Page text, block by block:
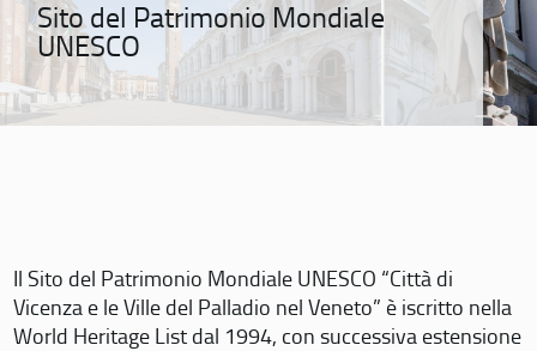
Sito del Patrimonio Mondiale
UNESCO
Il Sito del Patrimonio Mondiale UNESCO “Città di
Vicenza e le Ville del Palladio nel Veneto” è iscritto nella
World Heritage List dal 1994, con successiva estensione